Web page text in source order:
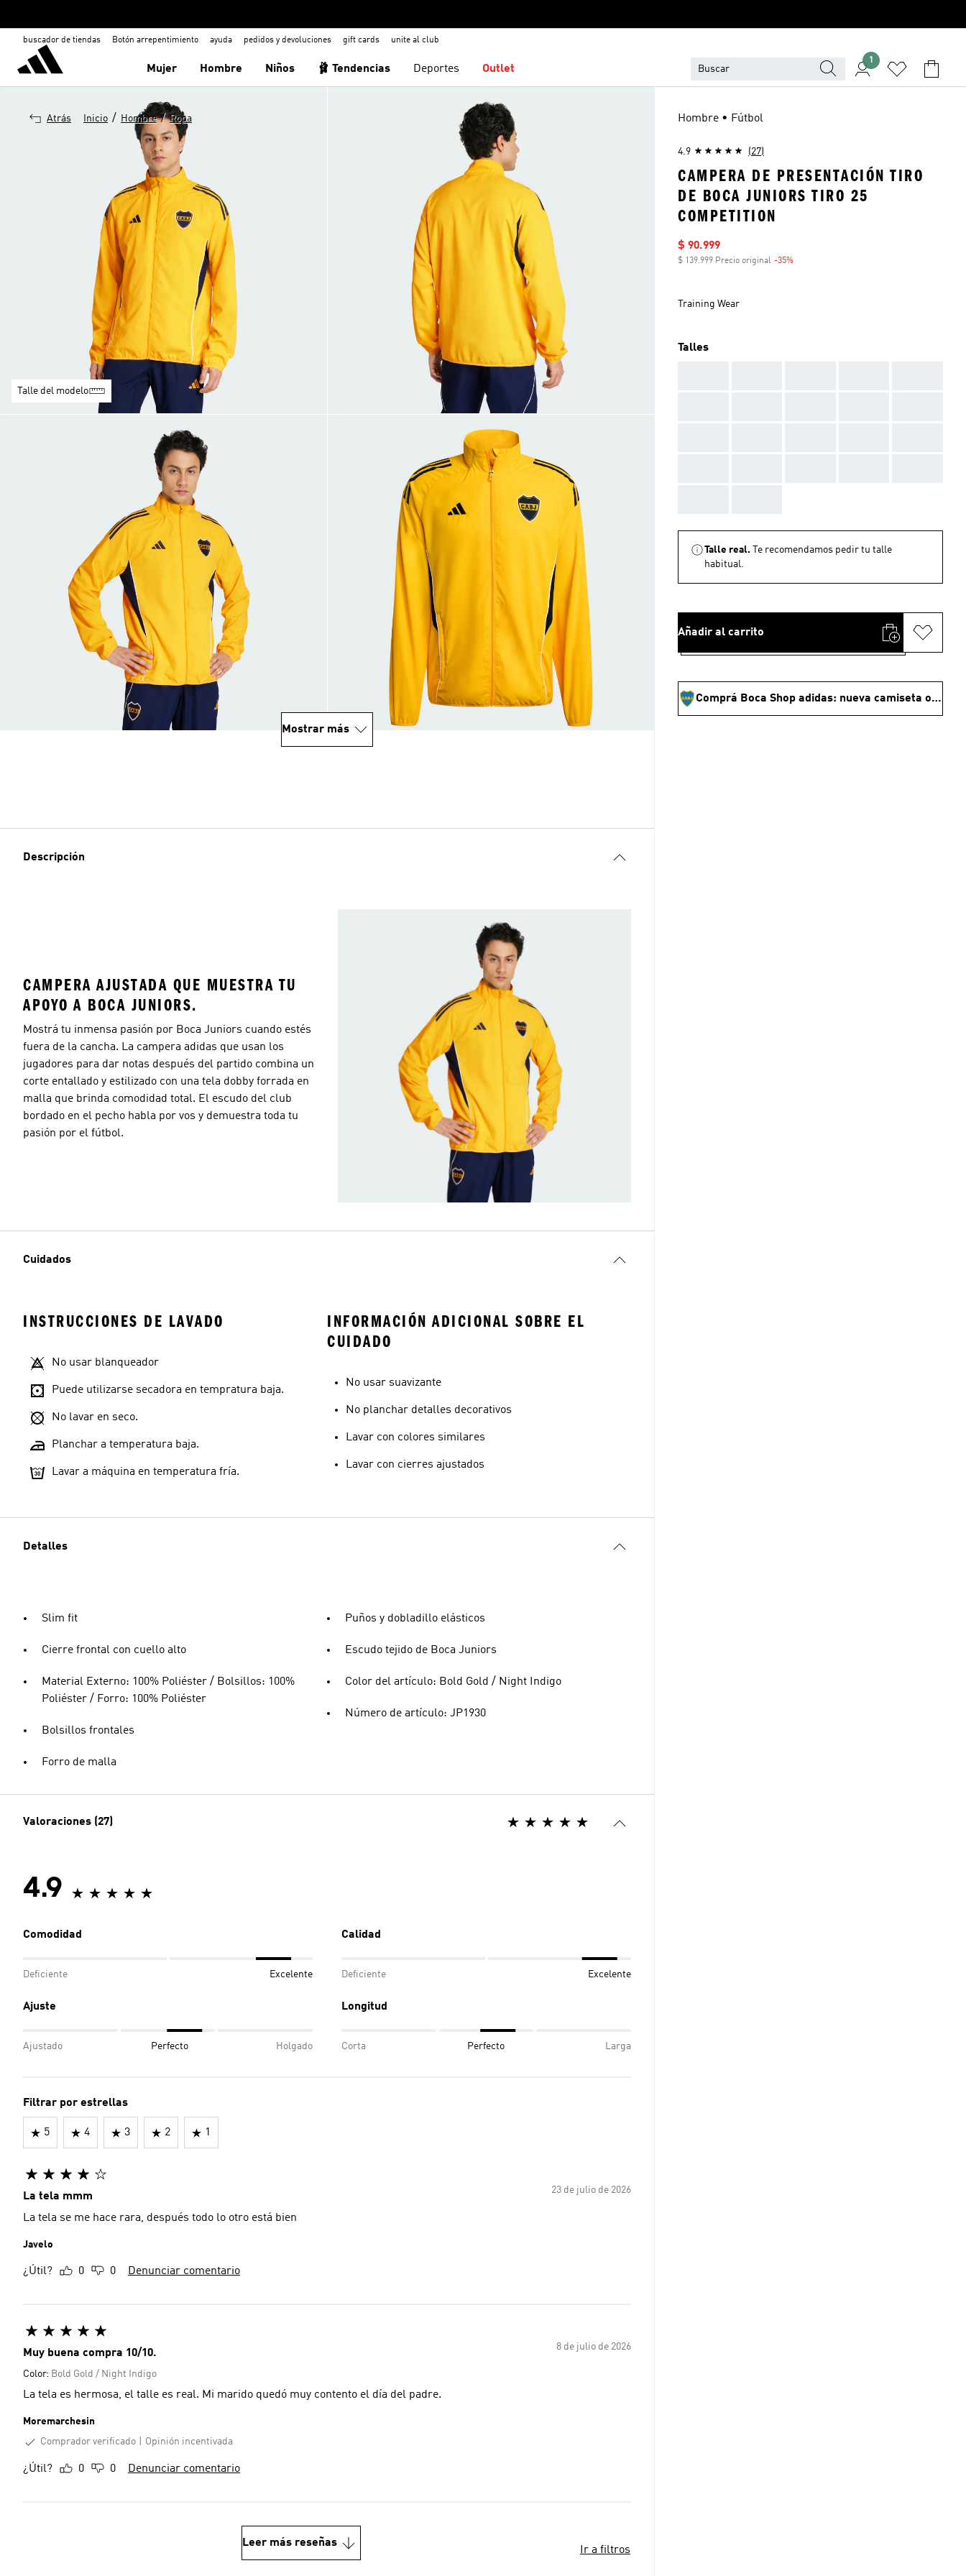
buscador de tiendas Botón arrepentimiento ayuda pedidos y devoluciones gift cards unite al club
Mujer Hombre Niños 🩰 Tendencias Deportes Outlet
1
Atrás Inicio / Hombre / Ropa
Talle del modelo
Mostrar más
Descripción
CAMPERA AJUSTADA QUE MUESTRA TU
APOYO A BOCA JUNIORS.
Mostrá tu inmensa pasión por Boca Juniors cuando estés
fuera de la cancha. La campera adidas que usan los
jugadores para dar notas después del partido combina un
corte entallado y estilizado con una tela dobby forrada en
malla que brinda comodidad total. El escudo del club
bordado en el pecho habla por vos y demuestra toda tu
pasión por el fútbol.
Cuidados
INSTRUCCIONES DE LAVADO
No usar blanqueador
Puede utilizarse secadora en tempratura baja.
No lavar en seco.
Planchar a temperatura baja.
Lavar a máquina en temperatura fría.
INFORMACIÓN ADICIONAL SOBRE EL
CUIDADO
No usar suavizante
No planchar detalles decorativos
Lavar con colores similares
Lavar con cierres ajustados
Detalles
Slim fit
Cierre frontal con cuello alto
Material Externo: 100% Poliéster / Bolsillos: 100%
Poliéster / Forro: 100% Poliéster
Bolsillos frontales
Forro de malla
Puños y dobladillo elásticos
Escudo tejido de Boca Juniors
Color del artículo: Bold Gold / Night Indigo
Número de artículo: JP1930
Valoraciones (27)
4.9
Comodidad
Deficiente Excelente
Calidad
Deficiente Excelente
Ajuste
Ajustado Perfecto Holgado
Longitud
Corta Perfecto Larga
Filtrar por estrellas
5 4 3 2 1
23 de julio de 2026
La tela mmm
La tela se me hace rara, después todo lo otro está bien
Javelo
¿Útil? 0 0 Denunciar comentario
8 de julio de 2026
Muy buena compra 10/10.
Color: Bold Gold / Night Indigo
La tela es hermosa, el talle es real. Mi marido quedó muy contento el día del padre.
Moremarchesin
Comprador verificado
Opinión incentivada
¿Útil? 0 0 Denunciar comentario
Leer más reseñas
Ir a filtros
Hombre • Fútbol
4.9 (27)
CAMPERA DE PRESENTACIÓN TIRO
DE BOCA JUNIORS TIRO 25
COMPETITION
Precio de venta
$ 90.999
$ 139.999 Precio original -35%
Training Wear
Talles
Talle real.
Te recomendamos pedir tu talle
habitual.
Añadir al carrito
Comprá Boca Shop adidas: nueva camiseta oficial y ropa